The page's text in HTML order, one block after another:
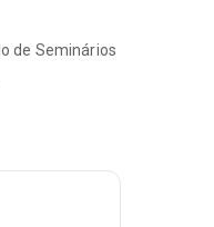
de Seminários